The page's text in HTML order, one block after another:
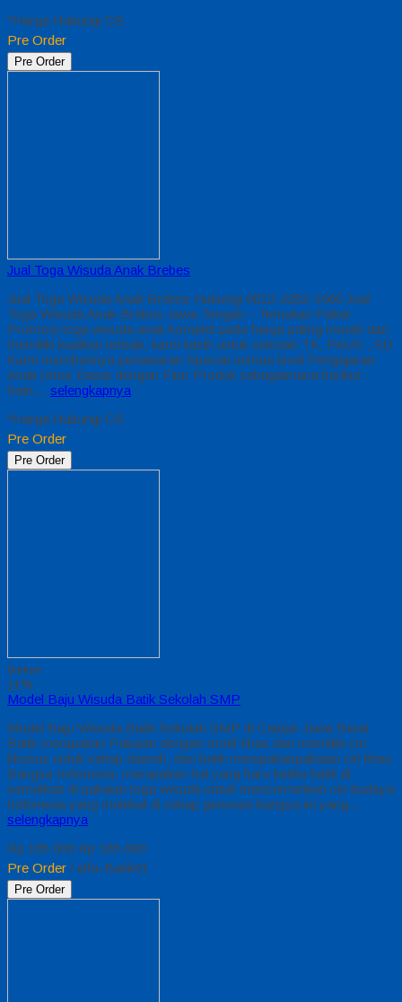
*Harga Hubungi CS
Pre Order
Pre Order
Jual Toga Wisuda Anak Brebes
Jual Toga Wisuda Anak Brebes Hubungi 0812-2282-1060 Jual
Toga Wisuda Anak Brebes Jawa Tengah – Temukan Paket
Promosi toga wisuda anak komplet pada harga paling murah dan
memiliki kualitas terbaik, kami kasih untuk sekolah TK, PAUD , SD
Kami memberinya penawaran Special semua level Pengajaran
Anak Umur Dasar dengan Fitur Produk sebagaimana berikut :
Kain… selengkapnya
*Harga Hubungi CS
Pre Order
Pre Order
Diskon
11%
Model Baju Wisuda Batik Sekolah SMP
Model Baju Wisuda Batik Sekolah SMP di Cianjur Jawa Barat
Batik merupakan Pakaian dengan motif khas dan memiliki ciri
khusus untuk setiap daerah, dan batik merupakanpakaian ciri khas
Bangsa Indonesia, merupakan hal yang baru ketika batik di
sematkan di pakaian toga wisuda untuk mencerminkan ciri budaya
Indonesia yang melekat di setiap generasi bangsa ini yang…
selengkapnya
Rp 165.000 Rp 185.000
Pre Order / elfa-Batik01
Pre Order